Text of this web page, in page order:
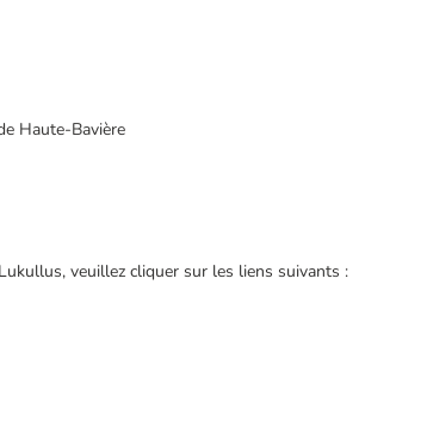
Haute-Bavière
veuillez cliquer sur les liens suivants :